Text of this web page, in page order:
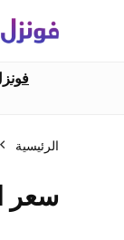
الرئيسية
سعر